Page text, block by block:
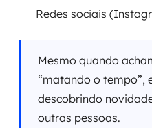
Redes sociais
Mesmo quando
“matando o tempo”,
descobrindo
outras pessoas.